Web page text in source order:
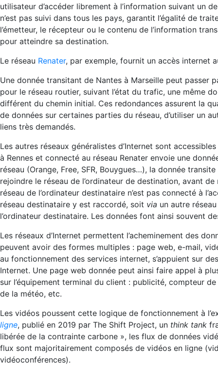
utilisateur d’accéder librement à l’information suivant un
n’est pas suivi dans tous les pays, garantit l’égalité de
l’émetteur, le récepteur ou le contenu de l’information
pour atteindre sa destination.
Le réseau Renater, par exemple, fournit un accès internet
Une donnée transitant de Nantes à Marseille peut passer
pour le réseau routier, suivant l’état du trafic, une même
différent du chemin initial. Ces redondances assurent la
de données sur certaines parties du réseau, d’utiliser un
liens très demandés.
Les autres réseaux généralistes d’Internet sont accessibles
à Rennes et connecté au réseau Renater envoie une
réseau (Orange, Free, SFR, Bouygues…), la donnée transite
rejoindre le réseau de l’ordinateur de destination, avant
réseau de l’ordinateur destinataire n’est pas connecté à
réseau destinataire y est raccordé, soit via un autre
l’ordinateur destinataire. Les données font ainsi souvent
Les réseaux d’Internet permettent l’acheminement des
peuvent avoir des formes multiples : page web, e-mail,
au fonctionnement des services internet, s’appuient sur
Internet. Une page web donnée peut ainsi faire appel à
sur l’équipement terminal du client : publicité, compteur
de la météo, etc.
Les vidéos poussent cette logique de fonctionnement à
ligne, publié en 2019 par The Shift Project, un think tank
libérée de la contrainte carbone », les flux de données
flux sont majoritairement composés de vidéos en ligne
vidéoconférences).